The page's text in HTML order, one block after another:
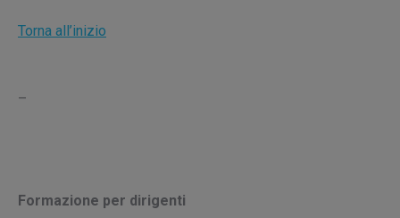
Torna all’inizio
–
Formazione per dirigenti